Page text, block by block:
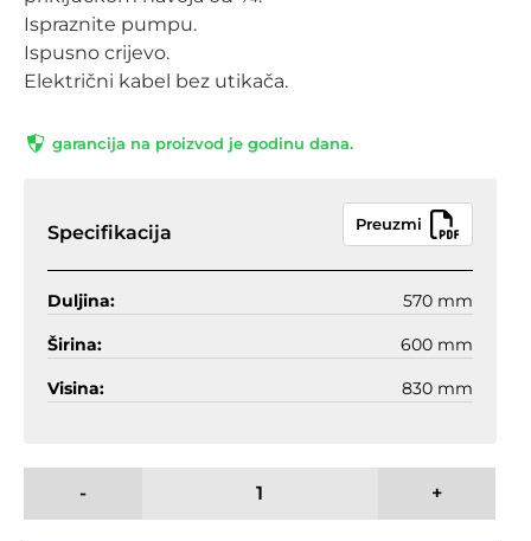
Ispraznite pumpu.
Ispusno crijevo.
Električni kabel bez utikača.
garancija na proizvod je godinu dana.
Specifikacija Preuzmi
Duljina: 570 mm
Širina: 600 mm
Visina: 830 mm
- +